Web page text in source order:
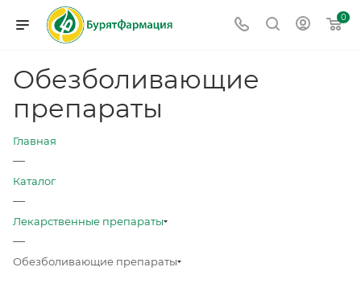
0
Обезболивающие
препараты
Главная
—
Каталог
—
Лекарственные препараты
—
Обезболивающие препараты